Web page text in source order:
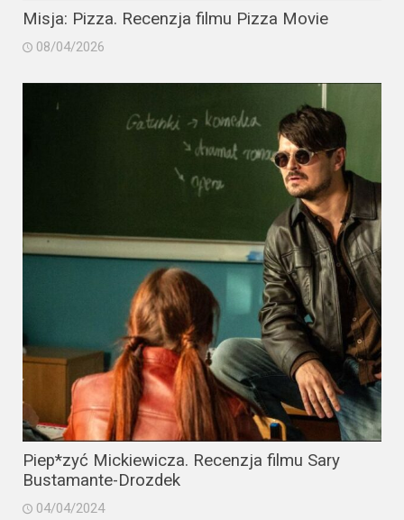
Misja: Pizza. Recenzja filmu Pizza Movie
08/04/2026
Piep*zyć Mickiewicza. Recenzja filmu Sary
Bustamante-Drozdek
04/04/2024